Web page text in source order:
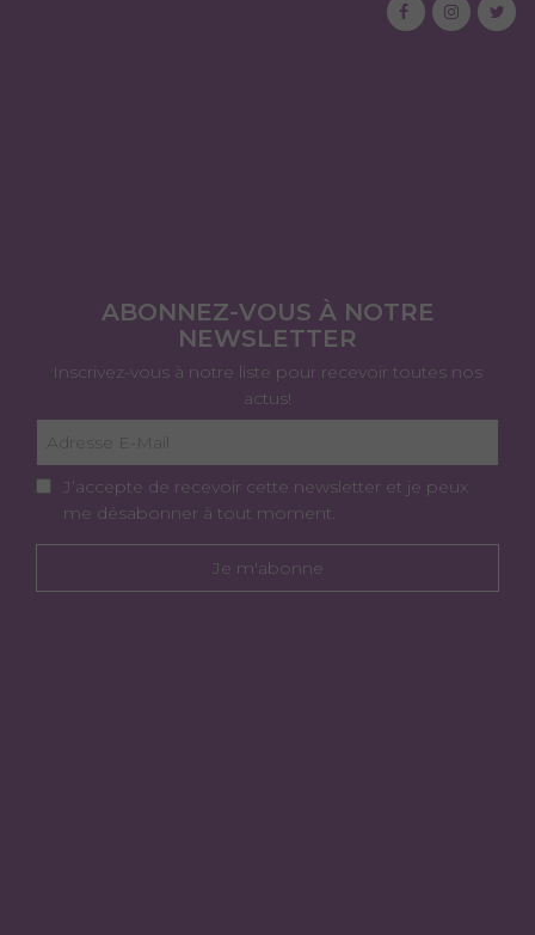
ABONNEZ-VOUS À NOTRE
NEWSLETTER
Inscrivez-vous à notre liste pour recevoir toutes nos
actus!
J’accepte de recevoir cette newsletter et je peux
me désabonner à tout moment.
Je m'abonne